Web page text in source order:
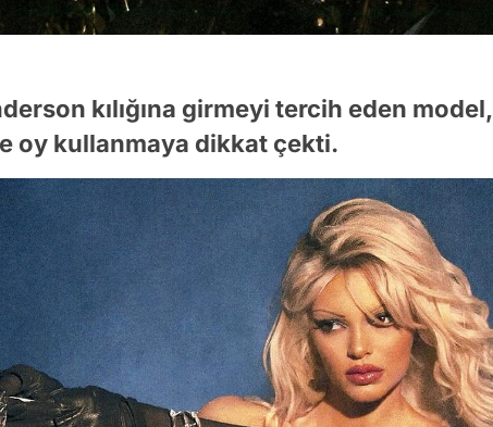
kılığına girmeyi tercih eden model,
oy kullanmaya dikkat çekti.